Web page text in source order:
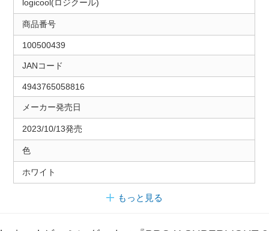
logicool(ロジクール)
商品番号
100500439
JANコード
4943765058816
メーカー発売日
2023/10/13発売
色
ホワイト
もっと見る